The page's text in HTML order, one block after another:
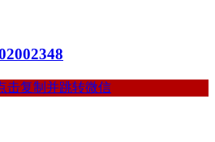
击复制并跳转微信